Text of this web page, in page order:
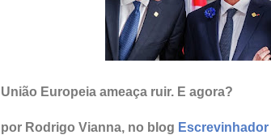
União Europeia ameaça ruir. E agora?
por Rodrigo Vianna, no blog Escrevinhador